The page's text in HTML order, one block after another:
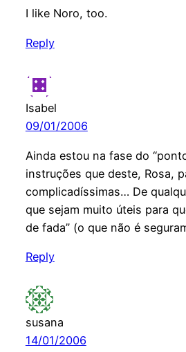
I like Noro, too.
Reply
Isabel
09/01/2006
Ainda estou na fase do
instruções que deste, Rosa,
complicadíssimas… De
que sejam muito úteis para
de fada” (o que não é
Reply
susana
14/01/2006